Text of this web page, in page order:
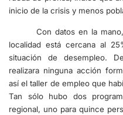
inicio de la crisis y menos
Con datos en la
localidad está cercana al
situación de desempleo.
realizara ninguna acción
así el taller de empleo que
Tan sólo hubo dos
regional, uno para quince